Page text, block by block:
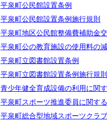
平泉町公民館設置条例
平泉町公民館設置条例施行規則
平泉町地区公民館整備費補助金
平泉町公の教育施設の使用料の
平泉町立図書館設置条例
平泉町立図書館設置条例施行規則
青少年健全育成設備の利用に関
平泉町スポーツ推進委員に関す
平泉町総合型地域スポーツクラ